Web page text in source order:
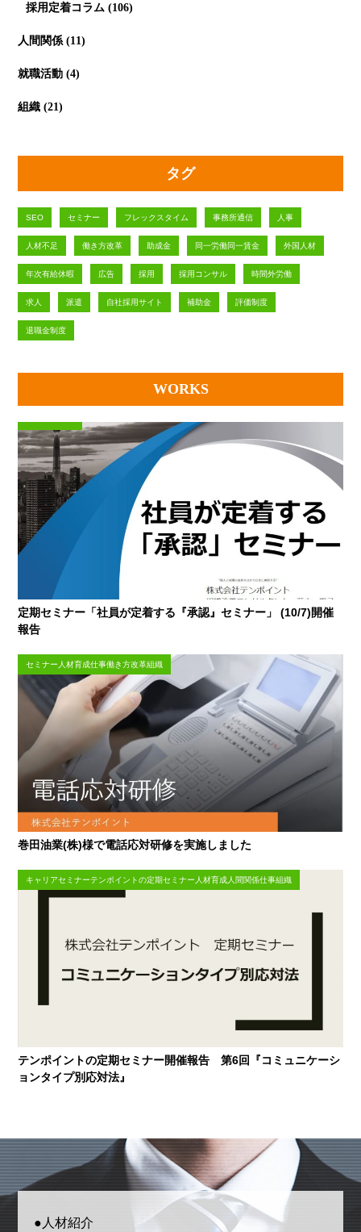
採用定着コラム (106)
人間関係 (11)
就職活動 (4)
組織 (21)
タグ
SEO セミナー フレックスタイム 事務所通信 人事
人材不足 働き方改革 助成金 同一労働同一賃金 外国人材
年次有給休暇 広告 採用 採用コンサル 時間外労働
求人 派遣 自社採用サイト 補助金 評価制度
退職金制度
WORKS
定期セミナー「社員が定着する『承認』セミナー」 (10/7)開催
報告
セミナー人材育成仕事働き方改革組織
巻田油業(株)様で電話応対研修を実施しました
キャリアセミナーテンポイントの定期セミナー人材育成人間関係仕事組織
テンポイントの定期セミナー開催報告 第6回『コミュニケーシ
ョンタイプ別応対法』
●人材紹介